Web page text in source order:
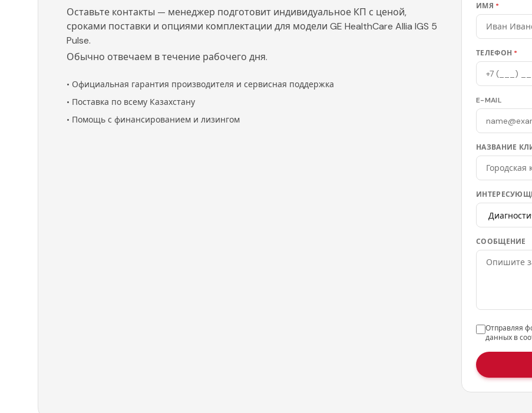
Оставьте контакты — менеджер подготовит индивидуальное КП с ценой,
сроками поставки и опциями комплектации для модели GE HealthCare Allia IGS 5
Pulse.
Обычно отвечаем в течение рабочего дня.
• Официальная гарантия производителя и сервисная поддержка
• Поставка по всему Казахстану
• Помощь с финансированием и лизингом
ИМЯ *
ТЕЛЕФОН *
E-MAIL
НАЗВАНИЕ
СООБЩЕНИЕ
Отправляя
данных в